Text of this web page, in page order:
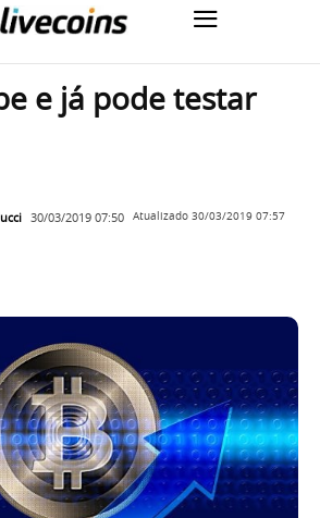
e já pode testar
30/03/2019 07:50 Atualizado 30/03/2019 07:57